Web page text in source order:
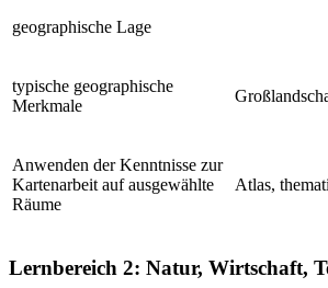
geographische Lage
typische geographische
Merkmale
Anwenden der Kenntnisse zur
Kartenarbeit auf ausgewählte
Räume
Atlas,
Lernbereich 2: Natur, Wirtschaft,